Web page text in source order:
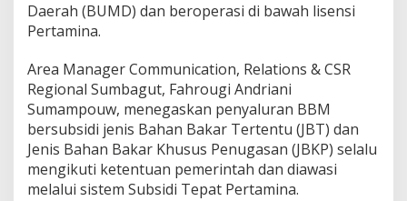
k
i
l
i
r
Daerah (BUMD) dan beroperasi di bawah lisensi
Pertamina.
Area Manager Communication, Relations & CSR
Regional Sumbagut, Fahrougi Andriani
Sumampouw, menegaskan penyaluran BBM
bersubsidi jenis Bahan Bakar Tertentu (JBT) dan
Jenis Bahan Bakar Khusus Penugasan (JBKP) selalu
mengikuti ketentuan pemerintah dan diawasi
melalui sistem Subsidi Tepat Pertamina.